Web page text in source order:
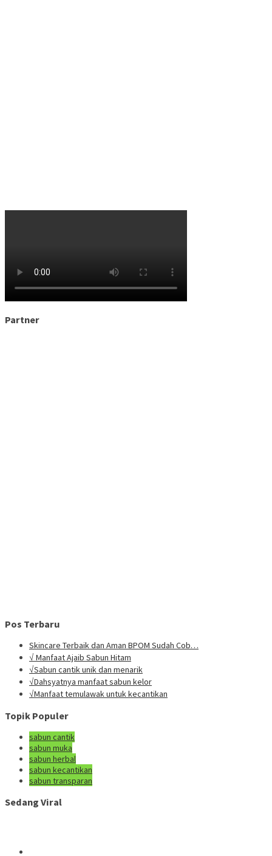
Partner
Pos Terbaru
Skincare Terbaik dan Aman BPOM Sudah Cob…
√ Manfaat Ajaib Sabun Hitam
√Sabun cantik unik dan menarik
√Dahsyatnya manfaat sabun kelor
√Manfaat temulawak untuk kecantikan
Topik Populer
sabun cantik
sabun muka
sabun herbal
sabun kecantikan
sabun transparan
Sedang Viral